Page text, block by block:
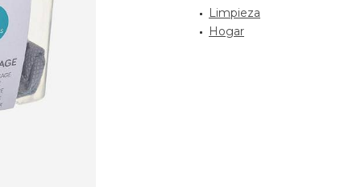
Limpieza
Hogar